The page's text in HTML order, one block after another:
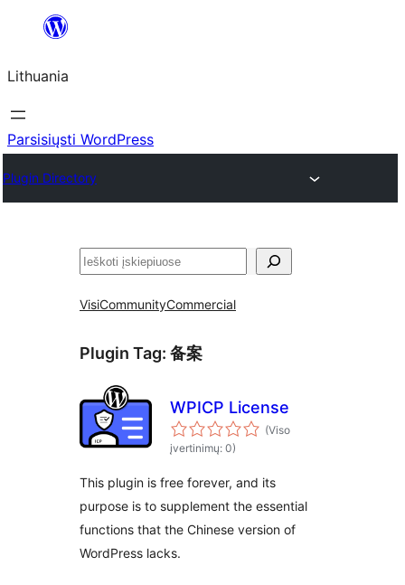
turinio
Lithuania
Parsisiųsti WordPress
Plugin Directory
Paieška
VisiCommunityCommercial
Plugin Tag: 备案
WPICP License
(Viso
įvertinimų: 0)
This plugin is free forever, and its
purpose is to supplement the essential
functions that the Chinese version of
WordPress lacks.